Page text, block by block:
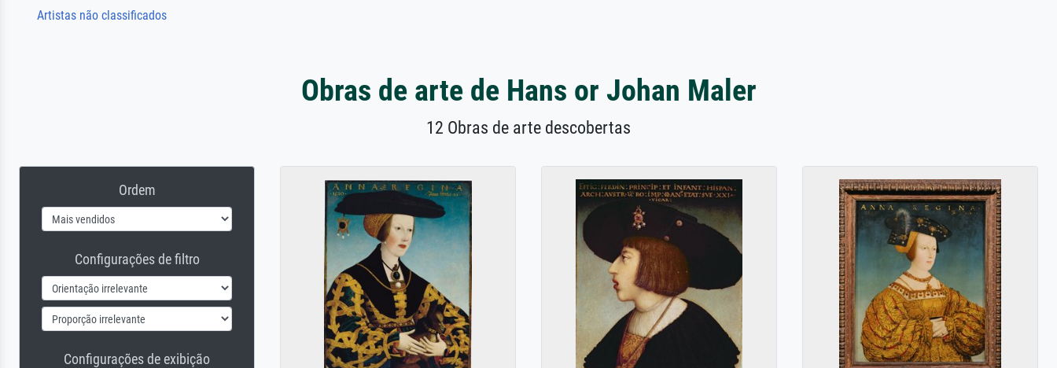
Artistas não classificados
Obras de arte de Hans or Johan Maler
12 Obras de arte descobertas
Ordem
Configurações de filtro
Configurações de exibição